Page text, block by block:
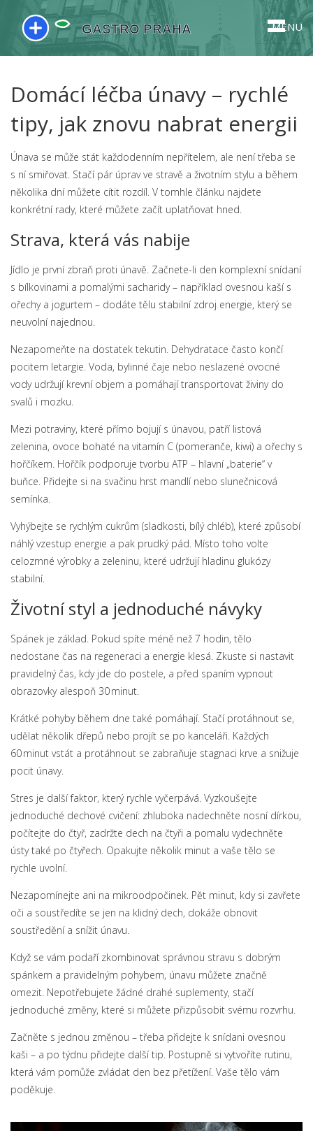
MENU
Domácí léčba únavy – rychlé
tipy, jak znovu nabrat energii
Únava se může stát každodenním nepřítelem, ale není třeba se
s ní smiřovat. Stačí pár úprav ve stravě a životním stylu a během
několika dní můžete cítit rozdíl. V tomhle článku najdete
konkrétní rady, které můžete začít uplatňovat hned.
Strava, která vás nabije
Jídlo je první zbraň proti únavě. Začnete-li den komplexní snídaní
s bílkovinami a pomalými sacharidy – například ovesnou kaší s
ořechy a jogurtem – dodáte tělu stabilní zdroj energie, který se
neuvolní najednou.
Nezapomeňte na dostatek tekutin. Dehydratace často končí
pocitem letargie. Voda, bylinné čaje nebo neslazené ovocné
vody udržují krevní objem a pomáhají transportovat živiny do
svalů i mozku.
Mezi potraviny, které přímo bojují s únavou, patří listová
zelenina, ovoce bohaté na vitamín C (pomeranče, kiwi) a ořechy s
hořčíkem. Hořčík podporuje tvorbu ATP – hlavní „baterie“ v
buňce. Přidejte si na svačinu hrst mandlí nebo slunečnicová
semínka.
Vyhýbejte se rychlým cukrům (sladkosti, bílý chléb), které způsobí
náhlý vzestup energie a pak prudký pád. Místo toho volte
celozrnné výrobky a zeleninu, které udržují hladinu glukózy
stabilní.
Životní styl a jednoduché návyky
Spánek je základ. Pokud spíte méně než 7 hodin, tělo
nedostane čas na regeneraci a energie klesá. Zkuste si nastavit
pravidelný čas, kdy jde do postele, a před spaním vypnout
obrazovky alespoň 30 minut.
Krátké pohyby během dne také pomáhají. Stačí protáhnout se,
udělat několik dřepů nebo projít se po kanceláři. Každých
60 minut vstát a protáhnout se zabraňuje stagnaci krve a snižuje
pocit únavy.
Stres je další faktor, který rychle vyčerpává. Vyzkoušejte
jednoduché dechové cvičení: zhluboka nadechněte nosní dírkou,
počítejte do čtyř, zadržte dech na čtyři a pomalu vydechněte
ústy také po čtyřech. Opakujte několik minut a vaše tělo se
rychle uvolní.
Nezapomínejte ani na mikroodpočinek. Pět minut, kdy si zavřete
oči a soustředíte se jen na klidný dech, dokáže obnovit
soustředění a snížit únavu.
Když se vám podaří zkombinovat správnou stravu s dobrým
spánkem a pravidelným pohybem, únavu můžete značně
omezit. Nepotřebujete žádné drahé suplementy, stačí
jednoduché změny, které si můžete přizpůsobit svému rozvrhu.
Začněte s jednou změnou – třeba přidejte k snídani ovesnou
kaši – a po týdnu přidejte další tip. Postupně si vytvoříte rutinu,
která vám pomůže zvládat den bez přetížení. Vaše tělo vám
poděkuje.